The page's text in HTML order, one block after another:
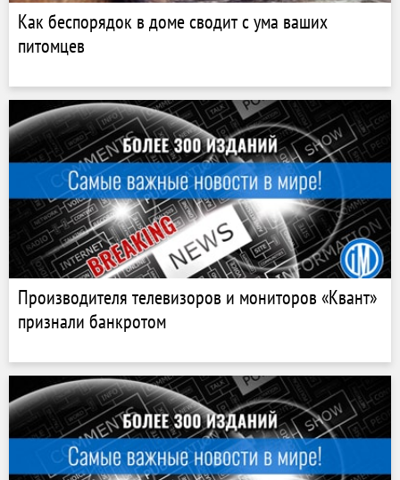
Как беспорядок в доме сводит с ума ваших
питомцев
Производителя телевизоров и мониторов «Квант»
признали банкротом